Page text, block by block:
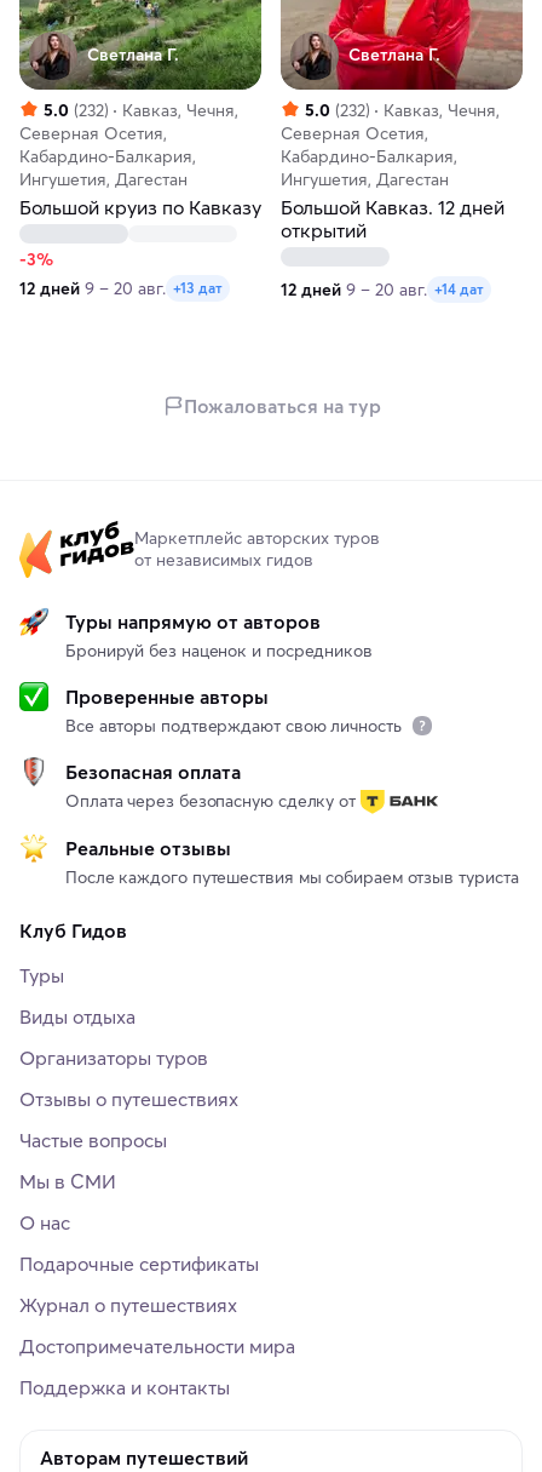
Светлана Г.
5.0 (232)
Кавказ, Чечня,
Северная Осетия,
Кабардино-Балкария,
Ингушетия, Дагестан
Большой круиз по Кавказу
-3%
12 дней 9 – 20 авг. +13 дат
Светлана Г.
5.0 (232)
Кавказ, Чечня,
Северная Осетия,
Кабардино-Балкария,
Ингушетия, Дагестан
Большой Кавказ. 12 дней
открытий
12 дней 9 – 20 авг. +14 дат
Пожаловаться на тур
Маркетплейс авторских туров
от независимых гидов
Туры напрямую от авторов
Бронируй без наценок и посредников
Проверенные авторы
Все авторы подтверждают свою личность
Безопасная оплата
Оплата через безопасную сделку от
Реальные отзывы
После каждого путешествия мы собираем отзыв туриста
Клуб Гидов
Туры
Виды отдыха
Организаторы туров
Отзывы о путешествиях
Частые вопросы
Мы в СМИ
О нас
Подарочные сертификаты
Журнал о путешествиях
Достопримечательности мира
Поддержка и контакты
Авторам путешествий